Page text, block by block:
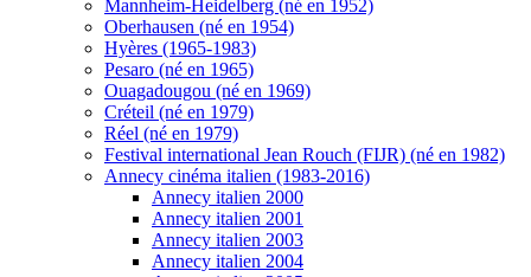
Mannheim-Heidelberg (né en 1952)
Oberhausen (né en 1954)
Hyères (1965-1983)
Pesaro (né en 1965)
Ouagadougou (né en 1969)
Créteil (né en 1979)
Réel (né en 1979)
Festival international Jean Rouch (FIJR) (né en 1982)
Annecy cinéma italien (1983-2016)
Annecy italien 2000
Annecy italien 2001
Annecy italien 2003
Annecy italien 2004